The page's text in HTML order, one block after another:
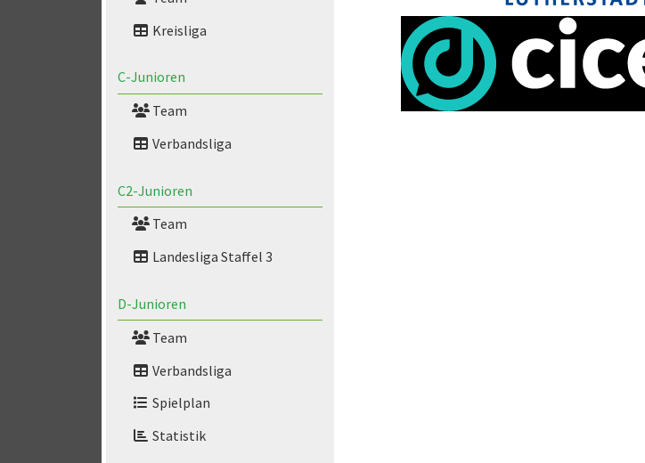
Kreisliga
C-Junioren
Team
Verbandsliga
C2-Junioren
Team
Landesliga Staffel 3
D-Junioren
Team
Verbandsliga
Spielplan
Statistik